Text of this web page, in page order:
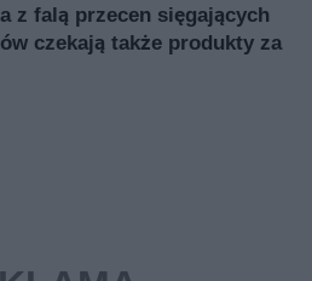
z falą przecen sięgających
czekają także produkty za